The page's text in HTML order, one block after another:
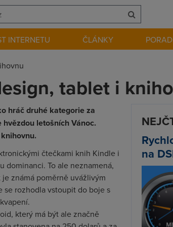
INTERNETU ČLÁNKY
tablet i
hráč druhé kategorie za
letošních Vánoc.
čtečkami knih Kindle i
dominanci. To ale neznamená,
známá poměrně uvážlivým
se rozhodla vstoupit do boje s
který má být ale značně
na